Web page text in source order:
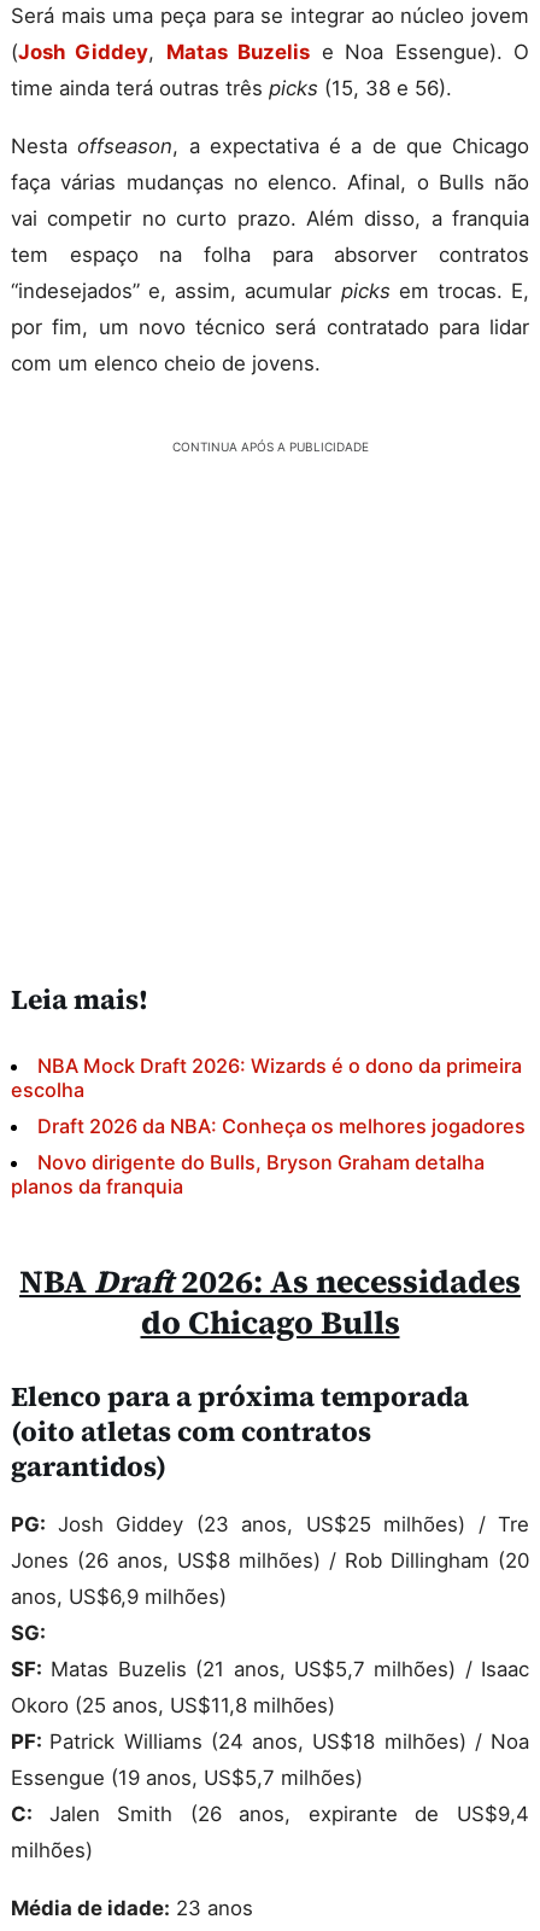
Será mais uma peça para se integrar ao núcleo jovem
(Josh Giddey, Matas Buzelis e Noa Essengue). O
time ainda terá outras três picks (15, 38 e 56).
Nestaoffseason, a expectativa é a de que Chicago
faça várias mudanças no elenco. Afinal, o Bulls não
vai competir no curto prazo. Além disso, a franquia
tem espaço na folha para absorver contratos
“indesejados” e, assim, acumular picks em trocas. E,
por fim, um novo técnico será contratado para lidar
com um elenco cheio de jovens.
CONTINUA APÓS A PUBLICIDADE
Leia mais!
NBA Mock Draft 2026: Wizards é o dono da primeira
escolha
Draft 2026 da NBA: Conheça os melhores jogadores
Novo dirigente do Bulls, Bryson Graham detalha
planos da franquia
NBADraft2026: As necessidades
do Chicago Bulls
Elenco para a próxima temporada
(oito atletas com contratos
garantidos)
PG: Josh Giddey (23 anos, US$25 milhões) / Tre
Jones (26 anos, US$8 milhões) / Rob Dillingham (20
anos, US$6,9 milhões)
SG:
SF: Matas Buzelis (21 anos, US$5,7 milhões) / Isaac
Okoro (25 anos, US$11,8 milhões)
PF: Patrick Williams (24 anos, US$18 milhões) / Noa
Essengue (19 anos, US$5,7 milhões)
C: Jalen Smith (26 anos, expirante de US$9,4
milhões)
Média de idade: 23 anos